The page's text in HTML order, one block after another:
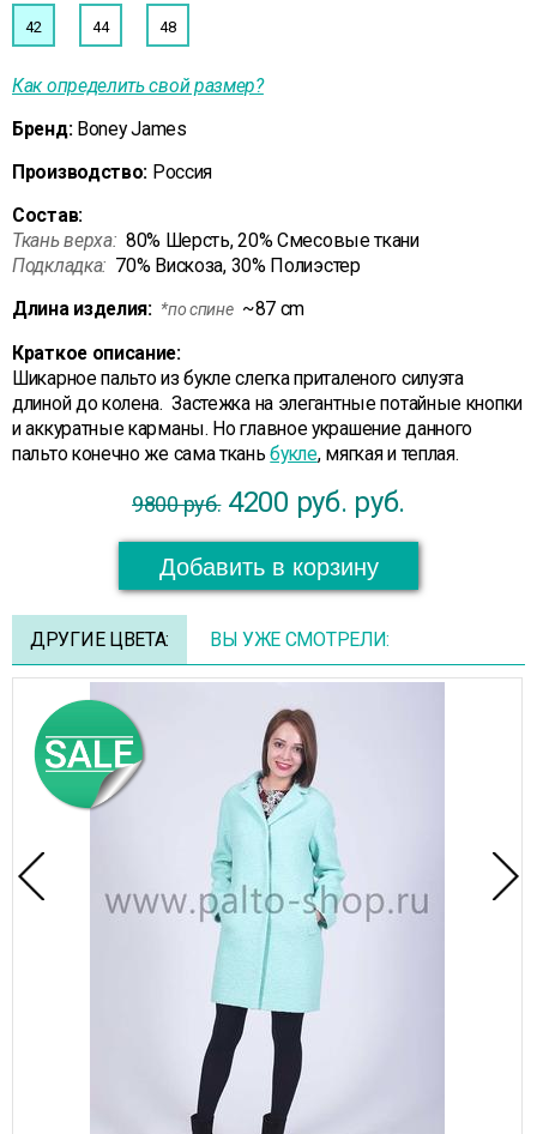
42 44 48
Как определить свой размер?
Бренд: Boney James
Производство: Россия
Состав:
Ткань верха: 80% Шерсть, 20% Смесовые ткани
Подкладка: 70% Вискоза, 30% Полиэстер
Длина изделия: *по спине ~87 cm
Краткое описание:
Шикарное пальто из букле слегка приталеного силуэта
длиной до колена. Застежка на элегантные потайные кнопки
и аккуратные карманы. Но главное украшение данного
пальто конечно же сама тканьбукле, мягкая и теплая.
9800 руб. 4200 руб. руб.
Добавить в корзину
ДРУГИЕ ЦВЕТА: ВЫ УЖЕ СМОТРЕЛИ: